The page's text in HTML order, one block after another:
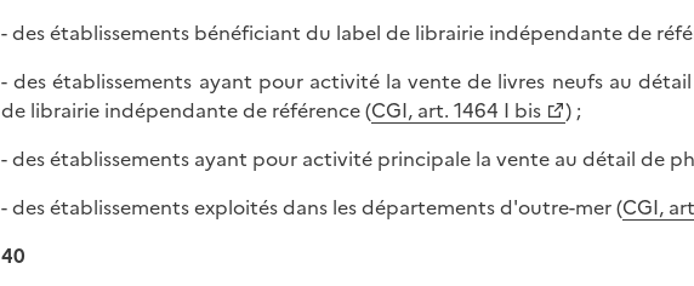
- des établissements bénéficiant du label de librairie indépendante de
- des établissements ayant pour activité la vente de livres neufs au
de librairie indépendante de référence (CGI, art. 1464 I bis
) ;
- des établissements ayant pour activité principale la vente au détail de
- des établissements exploités dans les départements d'outre-mer (CGI,
40